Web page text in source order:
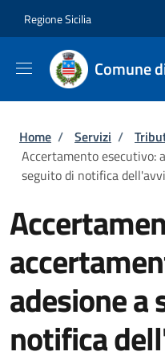
Regione Sicilia
Comune
Briciole di
Home / Servizi /
Accertamento esecutivo:
seguito di notifica
adesione a
notifica